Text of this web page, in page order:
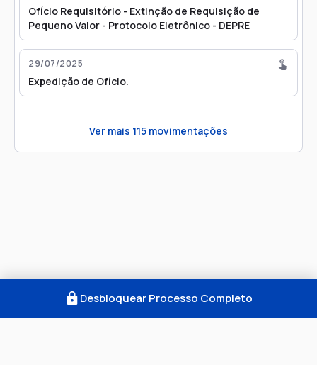
Ofício Requisitório - Extinção de Requisição de
Pequeno Valor - Protocolo Eletrônico - DEPRE
29/07/2025
Expedição de Ofício.
Ver mais 115 movimentações
Desbloquear Processo Completo